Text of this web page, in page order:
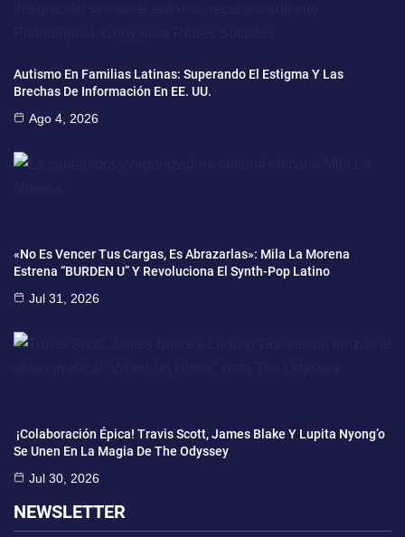
Autismo En Familias Latinas: Superando El Estigma Y Las
Brechas De Información En EE. UU.
Ago 4, 2026
«No Es Vencer Tus Cargas, Es Abrazarlas»: Mila La Morena
Estrena “BURDEN U” Y Revoluciona El Synth-Pop Latino
Jul 31, 2026
¡Colaboración Épica! Travis Scott, James Blake Y Lupita Nyong’o
Se Unen En La Magia De The Odyssey
Jul 30, 2026
NEWSLETTER